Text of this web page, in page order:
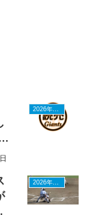
2026年ドラフトニュース
2026年ドラフトニュース